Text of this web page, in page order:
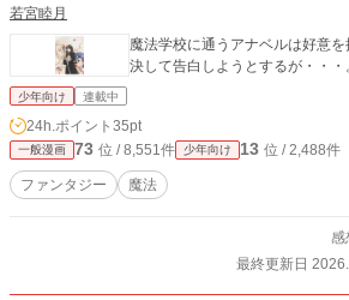
若宮睦月
魔法学校に通うアナベルは好意
決して告白しようとするが・・・
少年向け 連載中
24h.ポイント 35pt
一般漫画 73 位 / 8,551件 少年向け 13 位 / 2,488件
ファンタジー 魔法
感
最終更新日